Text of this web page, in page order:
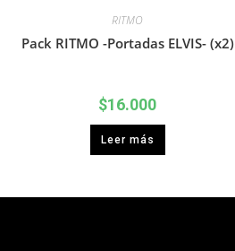
RITMO
Pack RITMO -Portadas ELVIS- (x2)
$16.000
Leer más